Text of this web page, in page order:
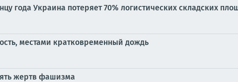
года Украина потеряет 70% логистических складских
местами кратковременный дождь
жертв фашизма